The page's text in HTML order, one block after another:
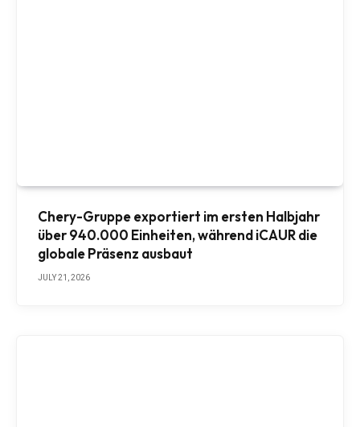
Chery-Gruppe exportiert im ersten Halbjahr
über 940.000 Einheiten, während iCAUR die
globale Präsenz ausbaut
JULY 21, 2026